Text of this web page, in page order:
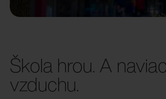
Škola hrou. A
vzduchu.